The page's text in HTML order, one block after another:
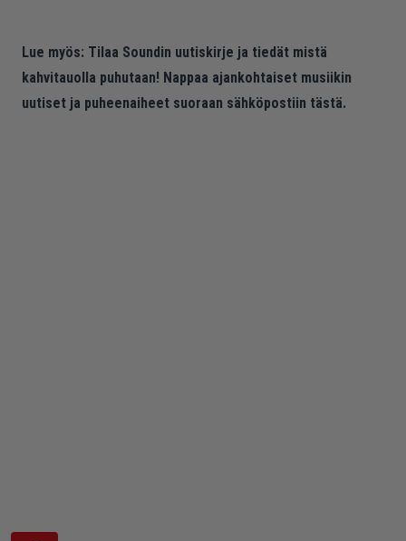
Lue myös: Tilaa Soundin uutiskirje ja tiedät mistä
kahvitauolla puhutaan! Nappaa ajankohtaiset musiikin
uutiset ja puheenaiheet suoraan sähköpostiin tästä.